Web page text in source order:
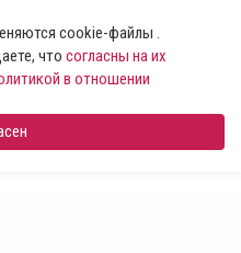
cookie-файлы .
что согласны на их
в отношении